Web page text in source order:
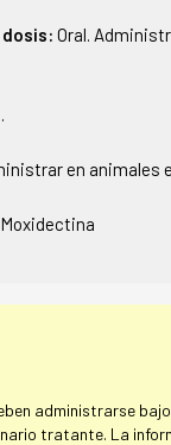
Oral.
en animales
Moxidectina
administrarse
tratante. La